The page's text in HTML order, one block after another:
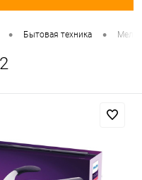
• Бытовая техника •